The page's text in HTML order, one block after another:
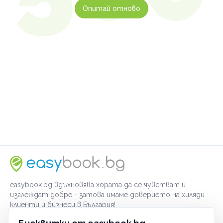
Опитай отново
easybook.bg вдъхновява хората да се чувстват и
изглеждат добре - затова имаме доверието на хиляди
клиенти и бизнеси в България!